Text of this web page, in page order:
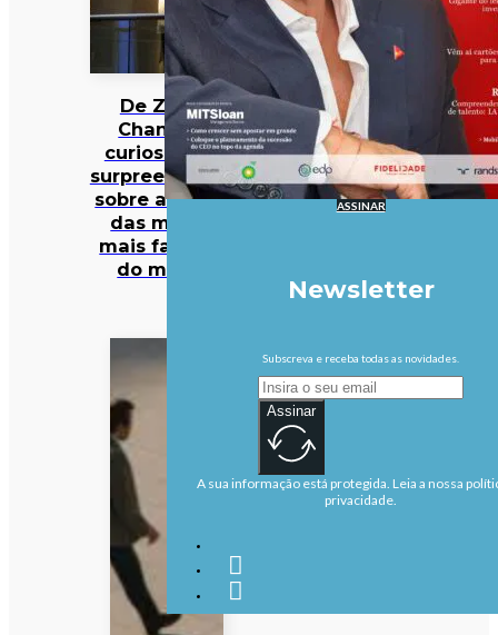
De Zara a
Chanel: 12
curiosidades
surpreendentes
sobre algumas
das marcas
mais famosas
do mundo
ASSINAR
Newsletter
Subscreva e receba todas as novidades.
Assinar
A sua informação está protegida. Leia a nossa
privacidade.